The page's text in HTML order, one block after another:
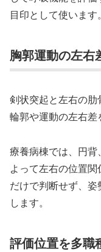
目印として使います。
胸郭運動の左右
剣状突起と左右の
輪郭や運動の左右差
療養病棟では、円
よって左右の位置
だけで判断せず、
します。
評価位置を多職